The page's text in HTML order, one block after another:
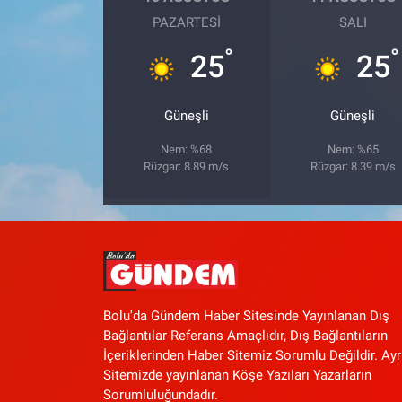
PAZARTESI
25°
Güneşli
Nem: %68
Rüzgar: 8.89 m/s
SALI
25°
Güneşli
Nem: %65
Rüzgar: 8.39 m/s
Bolu'da Gündem Haber Sitesinde Yayınlanan Dış
Bağlantılar Referans Amaçlıdır, Dış Bağlantıların
İçeriklerinden Haber Sitemiz Sorumlu Değildir.
Sitemizde yayınlanan Köşe Yazıları Yazarların
Sorumluluğundadır.